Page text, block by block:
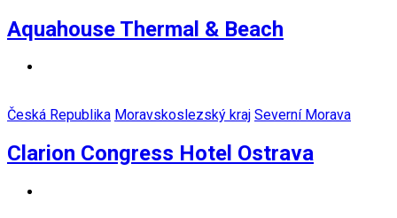
Aquahouse Thermal & Beach
Česká Republika Moravskoslezský kraj Severní Morava
Clarion Congress Hotel Ostrava